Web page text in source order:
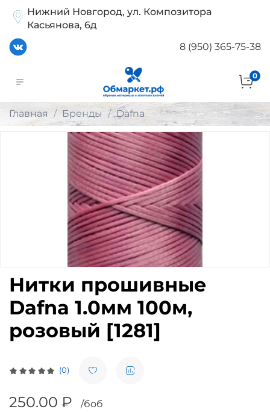
Нижний Новгород, ул. Композитора
Касьянова, 6д
8 (950) 365-75-38
0
Главная Бренды Dafna
(0)
Нитки прошивные
Dafna 1.0мм 100м,
розовый [1281]
250.00 ₽ /боб